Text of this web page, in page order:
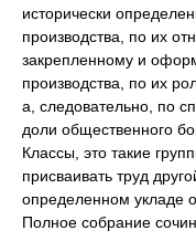
исторически
производства, по их
закрепленному и
производства, по их
а, следовательно, по
доли общественного
Классы, это такие
присваивать труд
определенном укладе
Полное собрание